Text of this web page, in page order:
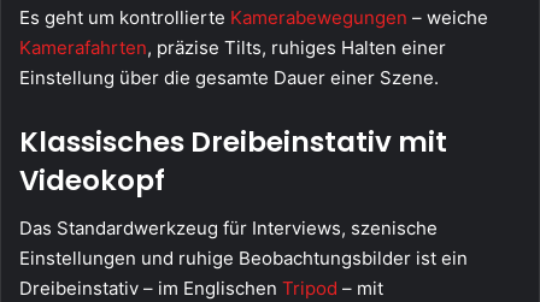
Es geht um kontrollierte Kamerabewegungen – weiche
Kamerafahrten, präzise Tilts, ruhiges Halten einer
Einstellung über die gesamte Dauer einer Szene.
Klassisches Dreibeinstativ mit
Videokopf
Das Standardwerkzeug für Interviews, szenische
Einstellungen und ruhige Beobachtungsbilder ist ein
Dreibeinstativ – im Englischen Tripod – mit